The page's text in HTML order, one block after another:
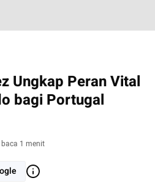
Ungkap Peran Vital
bagi Portugal
1 menit